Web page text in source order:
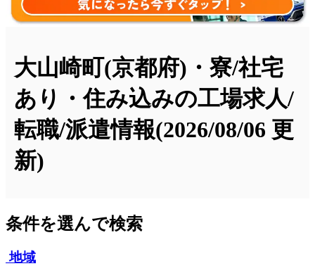
大山崎町(京都府)・寮/社宅
あり・住み込みの工場求人/
転職/派遣情報(2026/08/06 更
新)
条件を選んで検索
地域